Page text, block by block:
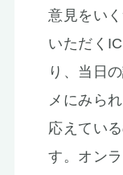
意見をい
いただく
り、当日
メにみら
応えてい
す。オン